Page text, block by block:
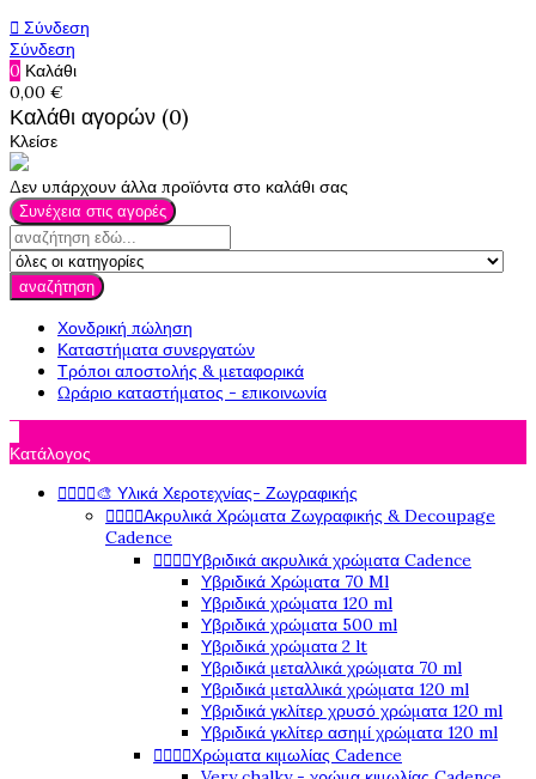
 Σύνδεση
Σύνδεση
0 Καλάθι
0,00 €
Καλάθι αγορών (0)
Κλείσε
Δεν υπάρχουν άλλα προϊόντα στο καλάθι σας
Συνέχεια στις αγορές
αναζήτηση
Χονδρική πώληση
Καταστήματα συνεργατών
Τρόποι αποστολής & μεταφορικά
Ωράριο καταστήματος - επικοινωνία
Κατάλογος
🎨 Υλικά Χεροτεχνίας- Ζωγραφικής
Ακρυλικά Χρώματα Ζωγραφικής & Decoupage
Cadence
Υβριδικά ακρυλικά χρώματα Cadence
Υβριδικά Χρώματα 70 Ml
Υβριδικά χρώματα 120 ml
Υβριδικά χρώματα 500 ml
Υβριδικά χρώματα 2 lt
Υβριδικά μεταλλικά χρώματα 70 ml
Υβριδικά μεταλλικά χρώματα 120 ml
Υβριδικά γκλίτερ χρυσό χρώματα 120 ml
Υβριδικά γκλίτερ ασημί χρώματα 120 ml
Χρώματα κιμωλίας Cadence